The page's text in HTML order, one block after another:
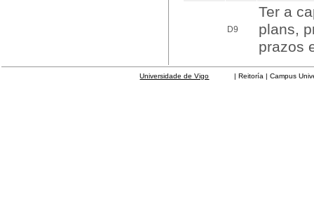
D9
Ter a
plans,
prazos
Universidade de Vigo | Reitoría | Campus